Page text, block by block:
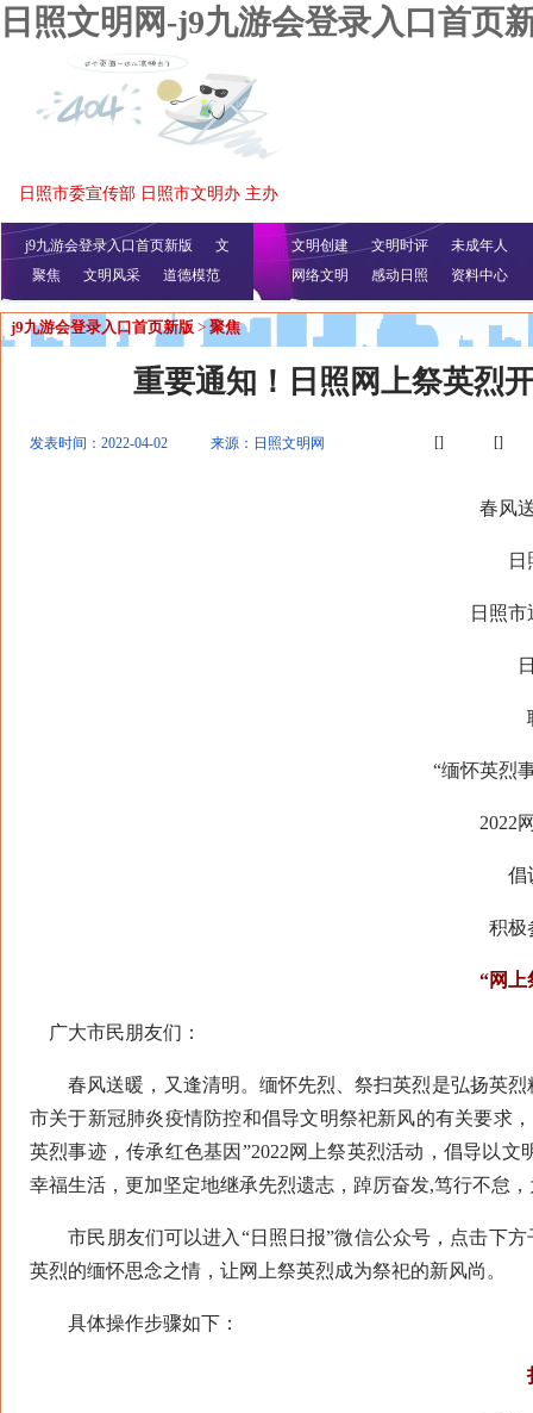
日照文明网-j9九游会登录入口首页
日照市委宣传部 日照市文明办 主办
j9九游会登录入口首页新版
文
明播报
公益视频
聚焦 文明风采 道德模范
文明创建 文明时评
未成年人
网络文明
感动日照 资料中心
j9九游会登录入口首页新版 > 聚焦
重要通知！日照网上祭英烈
发表时间：2022-04-02 来源：日照文明网 [] []
春风
日照
“缅怀英烈
2022
倡
积极
“网上
广大市民朋友们：
春风送暖，又逢清明。缅怀先烈、祭扫英烈是弘扬英烈
市关于新冠肺炎疫情防控和倡导文明祭祀新风的有关要求
英烈事迹，传承红色基因”2022网上祭英烈活动，倡导以
幸福生活，更加坚定地继承先烈遗志，踔厉奋发,笃行不怠
市民朋友们可以进入“日照日报”微信公众号，点击下方
英烈的缅怀思念之情，让网上祭英烈成为祭祀的新风尚。
具体操作步骤如下：